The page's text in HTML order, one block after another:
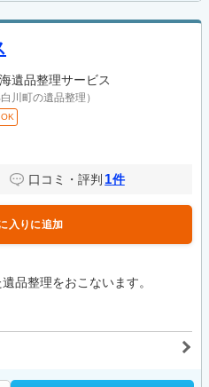
遺品整理サービス
川町の遺品整理）
口コミ・評判 1件
入りに追加
品整理をおこないます。